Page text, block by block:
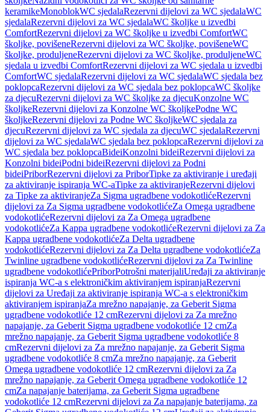
keramikeMonoblokWC sjedalaRezervni dijelovi za WC sjedalaWC
sjedalaRezervni dijelovi za WC sjedalaWC školjke u izvedbi
ComfortRezervni dijelovi za WC školjke u izvedbi ComfortWC
školjke, povišeneRezervni dijelovi za WC školjke, povišeneWC
školjke, produljeneRezervni dijelovi za WC školjke, produljeneWC
sjedala u izvedbi ComfortRezervni dijelovi za WC sjedala u izvedbi
ComfortWC sjedalaRezervni dijelovi za WC sjedalaWC sjedala bez
poklopcaRezervni dijelovi za WC sjedala bez poklopcaWC školjke
za djecuRezervni dijelovi za WC školjke za djecuKonzolne WC
školjkeRezervni dijelovi za Konzolne WC školjkePodne WC
školjkeRezervni dijelovi za Podne WC školjkeWC sjedala za
djecuRezervni dijelovi za WC sjedala za djecuWC sjedalaRezervni
dijelovi za WC sjedalaWC sjedala bez poklopcaRezervni dijelovi za
WC sjedala bez poklopcaBideiKonzolni bideiRezervni dijelovi za
Konzolni bideiPodni bideiRezervni dijelovi za Podni
bideiPriborRezervni dijelovi za PriborTipke za aktiviranje i uređaji
za aktiviranje ispiranja WC-aTipke za aktiviranjeRezervni dijelovi
za Tipke za aktiviranjeZa Sigma ugradbene vodokotlićeRezervni
dijelovi za Za Sigma ugradbene vodokotlićeZa Omega ugradbene
vodokotlićeRezervni dijelovi za Za Omega ugradbene
vodokotlićeZa Kappa ugradbene vodokotlićeRezervni dijelovi za Za
Kappa ugradbene vodokotlićeZa Delta ugradbene
vodokotlićeRezervni dijelovi za Za Delta ugradbene vodokotlićeZa
Twinline ugradbene vodokotlićeRezervni dijelovi za Za Twinline
ugradbene vodokotlićePriborPotrošni materijaliUređaji za aktiviranje
ispiranja WC-a s elektroničkim aktiviranjem ispiranjaRezervni
dijelovi za Uređaji za aktiviranje ispiranja WC-a s elektroničkim
aktiviranjem ispiranjaZa mrežno napajanje, za Geberit Sigma
ugradbene vodokotliće 12 cmRezervni dijelovi za Za mrežno
napajanje, za Geberit Sigma ugradbene vodokotliće 12 cmZa
mrežno napajanje, za Geberit Sigma ugradbene vodokotliće 8
cmRezervni dijelovi za Za mrežno napajanje, za Geberit Sigma
ugradbene vodokotliće 8 cmZa mrežno napajanje, za Geberit
Omega ugradbene vodokotliće 12 cmRezervni dijelovi za Za
mrežno napajanje, za Geberit Omega ugradbene vodokotliće 12
cmZa napajanje baterijama, za Geberit Sigma ugradbene
vodokotliće 12 cmRezervni dijelovi za Za napajanje baterijama, za